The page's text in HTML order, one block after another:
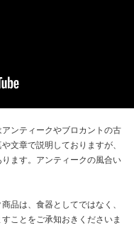
ンティークやブロカントの古
文章で説明しておりますが、
ます。アンティークの風合い
品は、食器としてではなく、
ことをご承知おきくださいま